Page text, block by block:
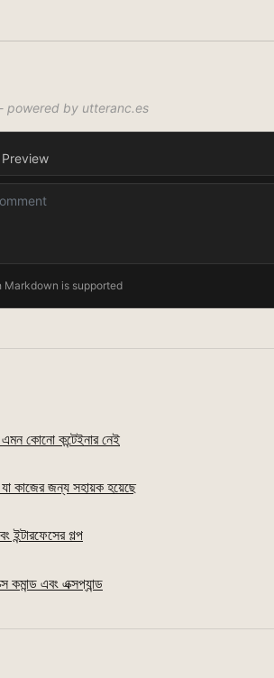
কোনো কন্টেইনার নেই
কাজের জন্য সহায়ক হয়েছে
গল্প
কমান্ড এবং এক্সপ্যান্ড